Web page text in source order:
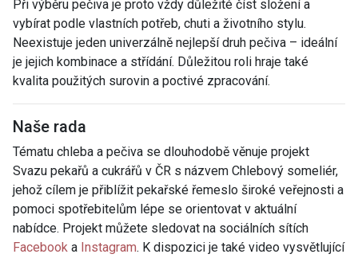
Při výběru pečiva je proto vždy důležité číst složení a
vybírat podle vlastních potřeb, chuti a životního stylu.
Neexistuje jeden univerzálně nejlepší druh pečiva – ideální
je jejich kombinace a střídání. Důležitou roli hraje také
kvalita použitých surovin a poctivé zpracování.
Naše rada
Tématu chleba a pečiva se dlouhodobě věnuje projekt
Svazu pekařů a cukrářů v ČR s názvem Chlebový someliér,
jehož cílem je přiblížit pekařské řemeslo široké veřejnosti a
pomoci spotřebitelům lépe se orientovat v aktuální
nabídce. Projekt můžete sledovat na sociálních sítích
Facebook a Instagram. K dispozici je také video vysvětlující